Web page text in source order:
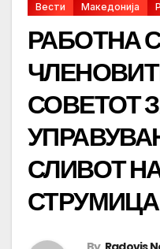
Вести Македонија
РАБОТНА
СОВЕТОТ
СЛИВОТ
СТРУМИЦА